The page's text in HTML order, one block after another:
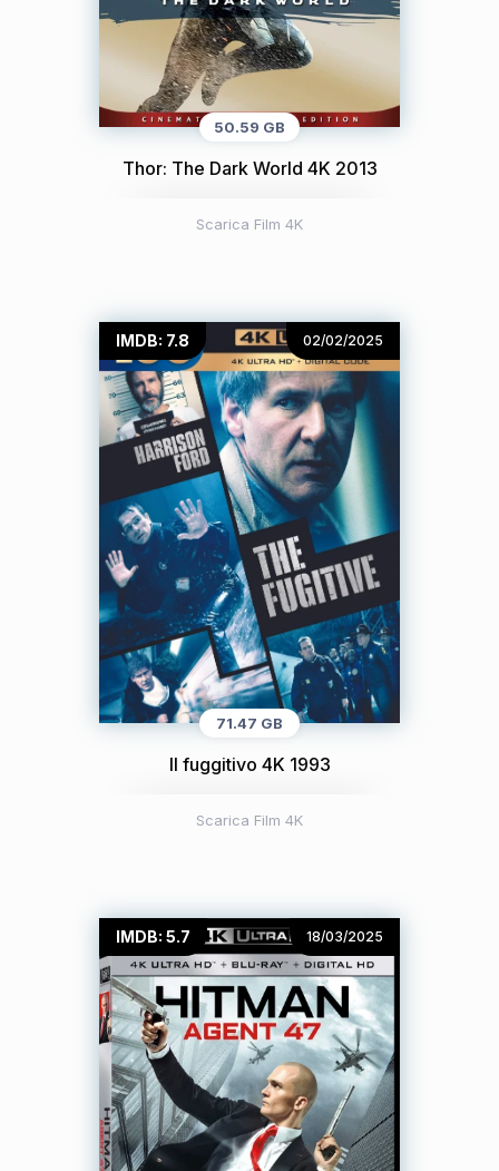
50.59 GB
Thor: The Dark World 4K 2013
Scarica Film 4K
IMDB: 7.8 02/02/2025
71.47 GB
Il fuggitivo 4K 1993
Scarica Film 4K
IMDB: 5.7 18/03/2025